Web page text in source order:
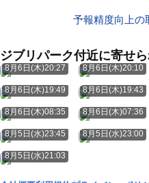
予報精度向上の
ジブリパーク付近に寄せ
8月6日(木)20:27 8月6日(木)20:10
8月6日(木)19:49 8月6日(木)19:43
8月6日(木)08:35 8月6日(木)07:36
8月5日(水)23:45 8月5日(水)23:00
8月5日(水)21:03